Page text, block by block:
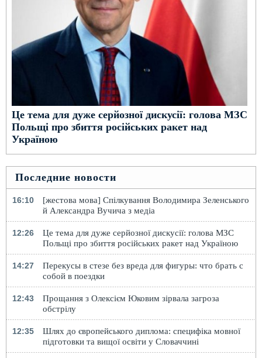
Це тема для дуже серйозної дискусії: голова МЗС
Польщі про збиття російських ракет над
Україною
Последние новости
16:10
[жестова мова] Спілкування Володимира Зеленського
й Александра Вучича з медіа
12:26
Це тема для дуже серйозної дискусії: голова МЗС
Польщі про збиття російських ракет над Україною
14:27
Перекусы в стезе без вреда для фигуры: что брать с
собой в поездки
12:43
Прощання з Олексієм Юковим зірвала загроза
обстрілу
12:35
Шлях до європейського диплома: специфіка мовної
підготовки та вищої освіти у Словаччині